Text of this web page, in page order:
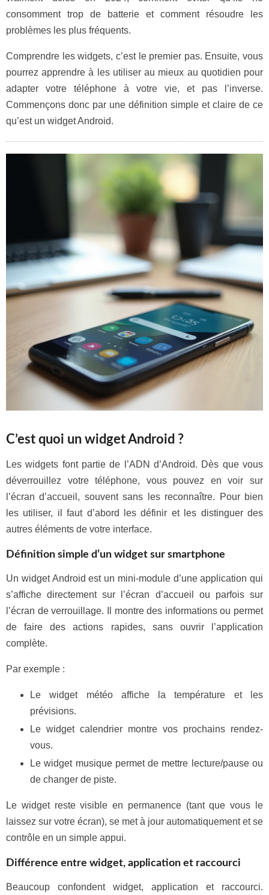
consomment trop de batterie et comment résoudre les
problèmes les plus fréquents.
Comprendre les widgets, c’est le premier pas. Ensuite, vous
pourrez apprendre à les utiliser au mieux au quotidien pour
adapter votre téléphone à votre vie, et pas l’inverse.
Commençons donc par une définition simple et claire de ce
qu’est un widget Android.
C’est quoi un widget Android ?
Les widgets font partie de l’ADN d’Android. Dès que vous
déverrouillez votre téléphone, vous pouvez en voir sur
l’écran d’accueil, souvent sans les reconnaître. Pour bien
les utiliser, il faut d’abord les définir et les distinguer des
autres éléments de votre interface.
Définition simple d’un widget sur smartphone
Un widget Android est un mini-module d’une application qui
s’affiche directement sur l’écran d’accueil ou parfois sur
l’écran de verrouillage. Il montre des informations ou permet
de faire des actions rapides, sans ouvrir l’application
complète.
Par exemple :
Le widget météo affiche la température et les
prévisions.
Le widget calendrier montre vos prochains rendez-
vous.
Le widget musique permet de mettre lecture/pause ou
de changer de piste.
Le widget reste visible en permanence (tant que vous le
laissez sur votre écran), se met à jour automatiquement et se
contrôle en un simple appui.
Différence entre widget, application et raccourci
Beaucoup confondent widget, application et raccourci.